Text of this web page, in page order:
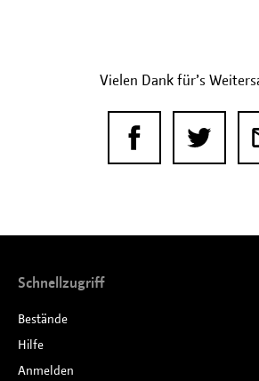
Vielen Dank für’s
Schnellzugriff
Bestände
Hilfe
Anmelden